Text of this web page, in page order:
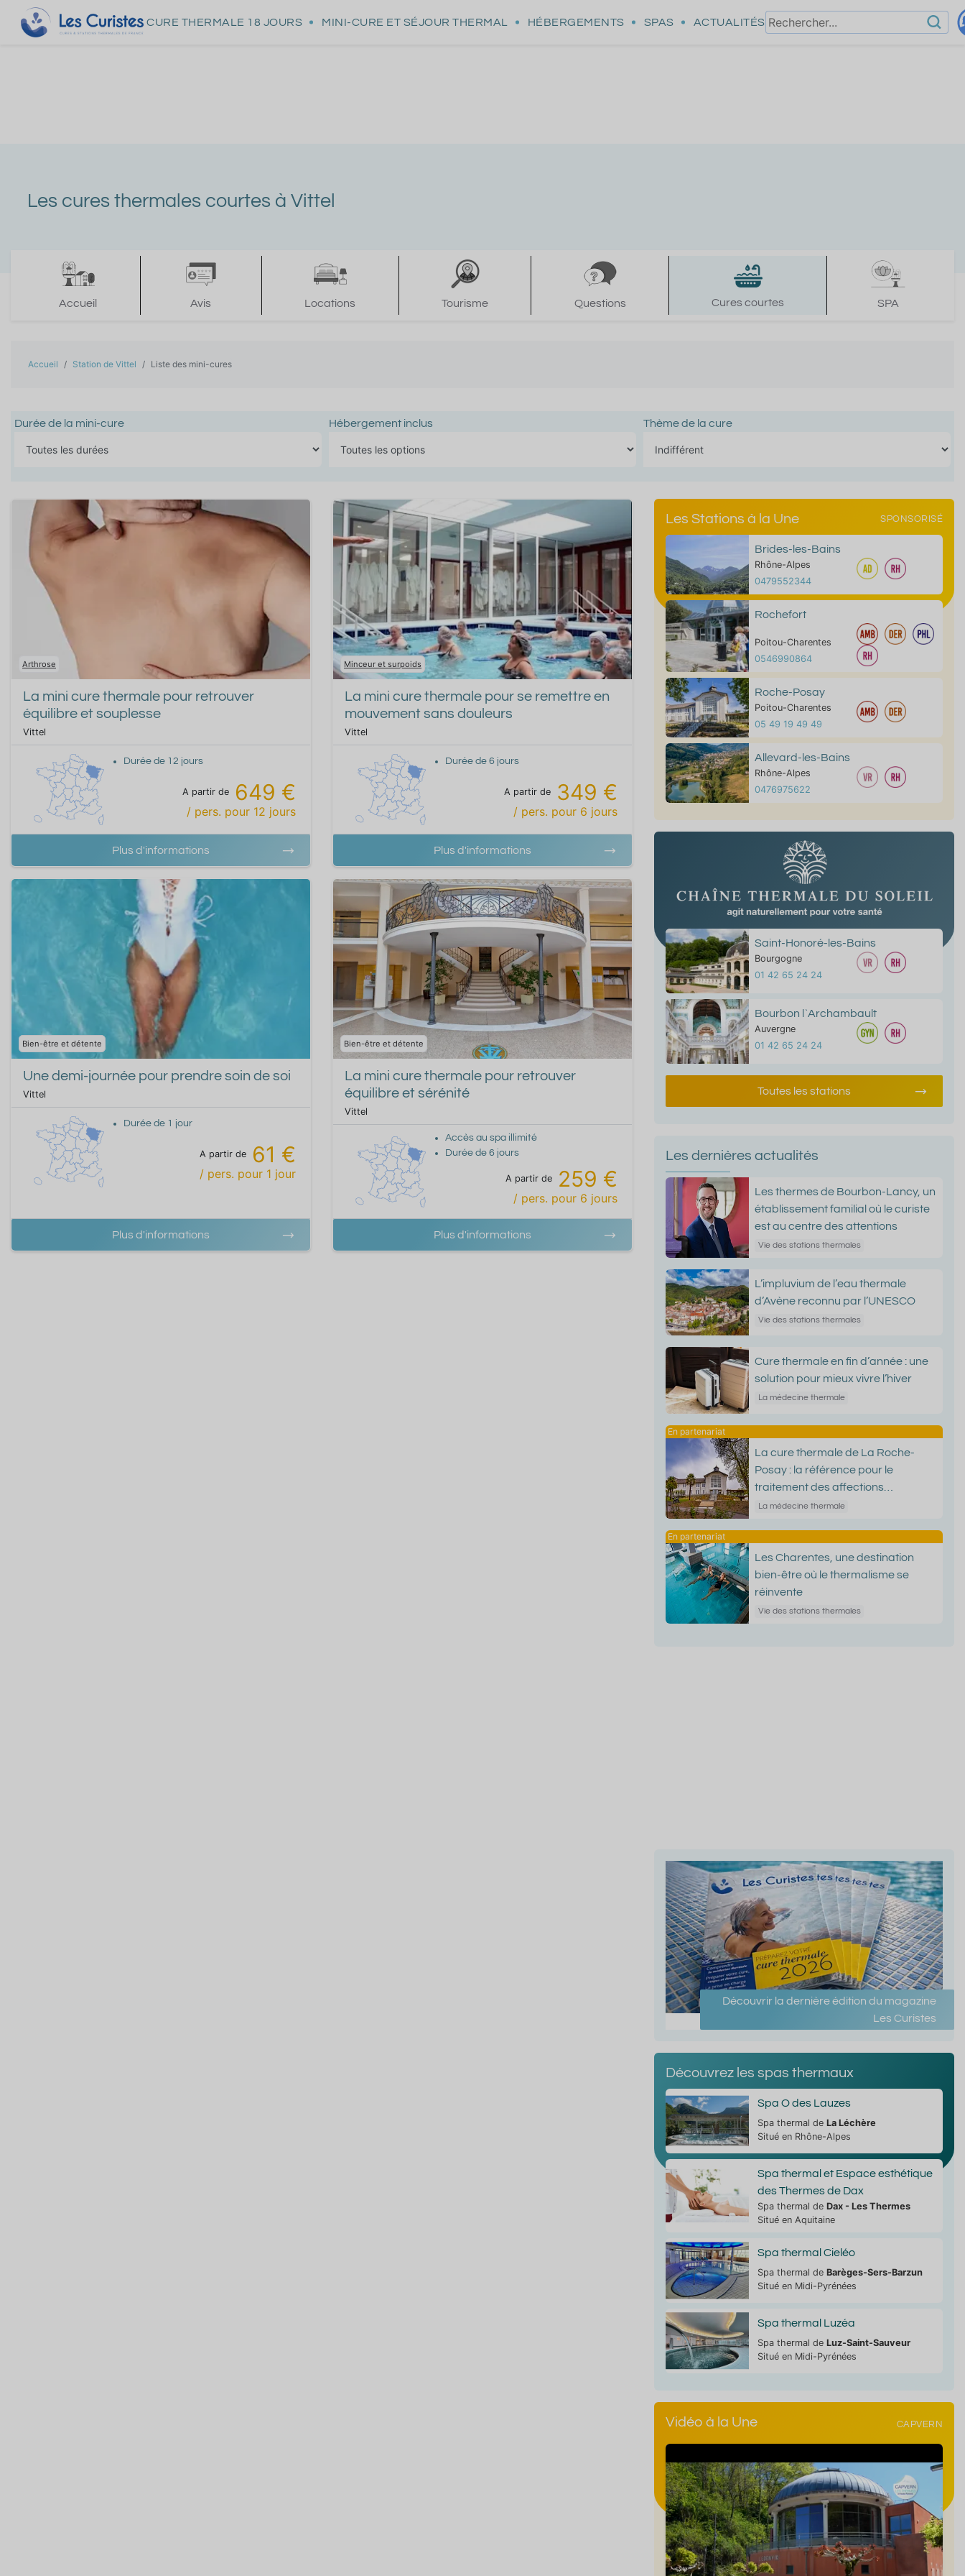
CURE THERMALE 18 JOURS MINI-CURE ET SÉJOUR THERMAL HÉBERGEMENTS SPAS ACTUALITÉS
Les cures thermales courtes à Vittel
Accueil Avis Locations Tourisme Questions Cures courtes SPA
Accueil Station de Vittel Liste des mini-cures
Durée de la mini-cure Hébergement inclus Thème de la cure
Arthrose
La mini cure thermale pour retrouver
équilibre et souplesse
Vittel
Durée de 12 jours
A partir de 649 €
/ pers. pour 12 jours
Plus d'informations
Minceur et surpoids
La mini cure thermale pour se remettre en
mouvement sans douleurs
Vittel
Durée de 6 jours
A partir de 349 €
/ pers. pour 6 jours
Plus d'informations
Bien-être et détente
Une demi-journée pour prendre soin de soi
Vittel
Durée de 1 jour
A partir de 61 €
/ pers. pour 1 jour
Plus d'informations
Bien-être et détente
La mini cure thermale pour retrouver
équilibre et sérénité
Vittel
Accès au spa illimité
Durée de 6 jours
A partir de 259 €
/ pers. pour 6 jours
Plus d'informations
Les Stations à la Une SPONSORISÉ
Brides-les-Bains
Rhône-Alpes
0479552344
Rochefort
Poitou-Charentes
0546990864
Roche-Posay
Poitou-Charentes
05 49 19 49 49
Allevard-les-Bains
Rhône-Alpes
0476975622
Saint-Honoré-les-Bains
Bourgogne
01 42 65 24 24
Bourbon l`Archambault
Auvergne
01 42 65 24 24
Toutes les stations
Les dernières actualités
Les thermes de Bourbon-Lancy, un
établissement familial où le curiste
est au centre des attentions
Vie des stations thermales
L’impluvium de l’eau thermale
d’Avène reconnu par l’UNESCO
Vie des stations thermales
Cure thermale en fin d’année : une
solution pour mieux vivre l’hiver
La médecine thermale
La cure thermale de La Roche-
Posay : la référence pour le
traitement des affections
dermatologiques
La médecine thermale
Les Charentes, une destination
bien-être où le thermalisme se
réinvente
Vie des stations thermales
Découvrir la dernière édition du magazine
Les Curistes
Découvrez les spas thermaux
Spa O des Lauzes
Spa thermal de La Léchère
Situé en Rhône-Alpes
Spa thermal et Espace esthétique
des Thermes de Dax
Spa thermal de Dax - Les Thermes
Situé en Aquitaine
Spa thermal Cieléo
Spa thermal de Barèges-Sers-Barzun
Situé en Midi-Pyrénées
Spa thermal Luzéa
Spa thermal de Luz-Saint-Sauveur
Situé en Midi-Pyrénées
Vidéo à la Une CAPVERN